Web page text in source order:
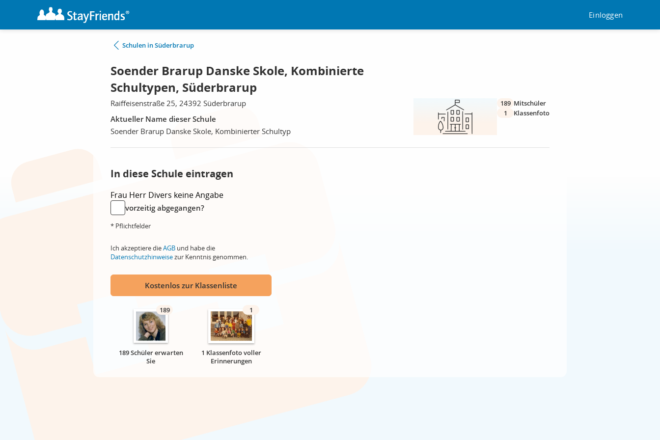
Einloggen
Schulen in Süderbrarup
Soender Brarup Danske Skole, Kombinierte
Schultypen, Süderbrarup
Raiffeisenstraße 25, 24392 Süderbrarup
Aktueller Name dieser Schule
Soender Brarup Danske Skole, Kombinierter Schultyp
189 Mitschüler
1
Klassenfoto
In diese Schule eintragen
Frau Herr Divers keine Angabe
vorzeitig abgegangen?
* Pflichtfelder
Ich akzeptiere dieAGB und habe die
Datenschutzhinweisezur Kenntnis genommen.
Kostenlos zur Klassenliste
189
189 Schüler erwarten
Sie
1
1 Klassenfoto voller
Erinnerungen